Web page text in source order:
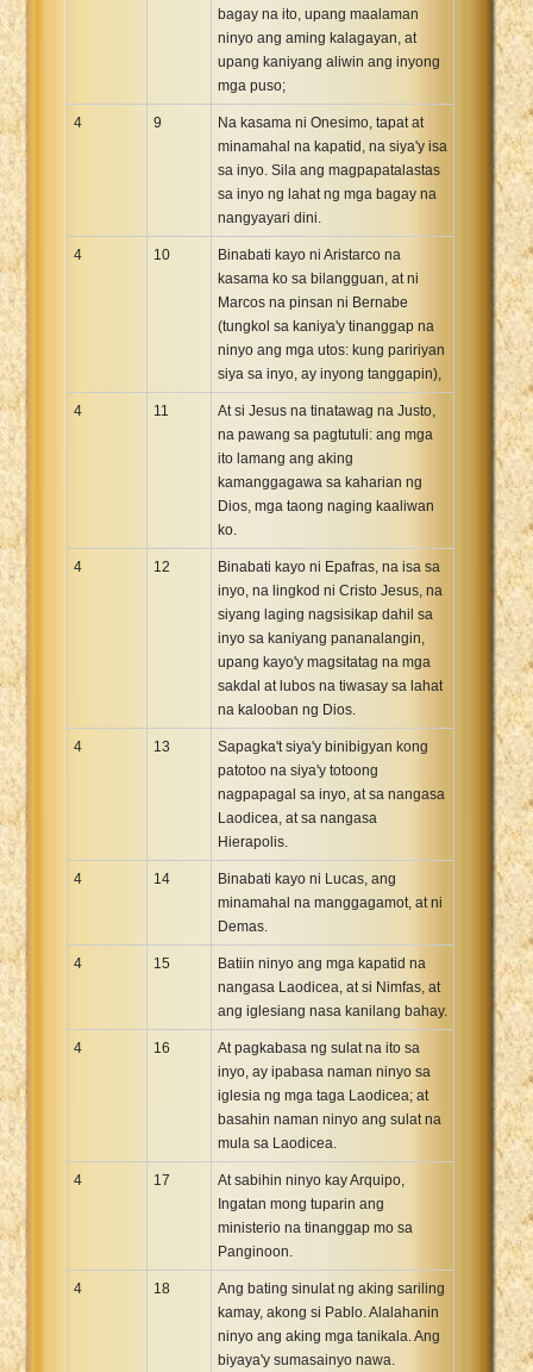
bagay na ito, upang maalaman
ninyo ang aming kalagayan, at
upang kaniyang aliwin ang inyong
mga puso;
4 9
Na kasama ni Onesimo, tapat at
minamahal na kapatid, na siya'y isa
sa inyo. Sila ang magpapatalastas
sa inyo ng lahat ng mga bagay na
nangyayari dini.
4 10
Binabati kayo ni Aristarco na
kasama ko sa bilangguan, at ni
Marcos na pinsan ni Bernabe
(tungkol sa kaniya'y tinanggap na
ninyo ang mga utos: kung paririyan
siya sa inyo, ay inyong tanggapin),
4 11
At si Jesus na tinatawag na Justo,
na pawang sa pagtutuli: ang mga
ito lamang ang aking
kamanggagawa sa kaharian ng
Dios, mga taong naging kaaliwan
ko.
4 12
Binabati kayo ni Epafras, na isa sa
inyo, na lingkod ni Cristo Jesus, na
siyang laging nagsisikap dahil sa
inyo sa kaniyang pananalangin,
upang kayo'y magsitatag na mga
sakdal at lubos na tiwasay sa lahat
na kalooban ng Dios.
4 13
Sapagka't siya'y binibigyan kong
patotoo na siya'y totoong
nagpapagal sa inyo, at sa nangasa
Laodicea, at sa nangasa
Hierapolis.
4 14
Binabati kayo ni Lucas, ang
minamahal na manggagamot, at ni
Demas.
4 15
Batiin ninyo ang mga kapatid na
nangasa Laodicea, at si Nimfas, at
ang iglesiang nasa kanilang bahay.
4 16
At pagkabasa ng sulat na ito sa
inyo, ay ipabasa naman ninyo sa
iglesia ng mga taga Laodicea; at
basahin naman ninyo ang sulat na
mula sa Laodicea.
4 17
At sabihin ninyo kay Arquipo,
Ingatan mong tuparin ang
ministerio na tinanggap mo sa
Panginoon.
4 18
Ang bating sinulat ng aking sariling
kamay, akong si Pablo. Alalahanin
ninyo ang aking mga tanikala. Ang
biyaya'y sumasainyo nawa.